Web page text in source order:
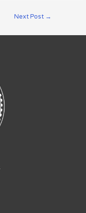
Next Post →